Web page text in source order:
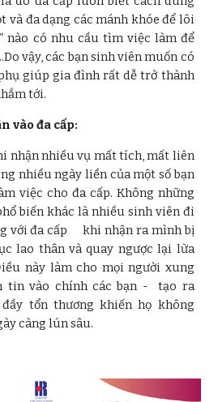
và đa dạng các mánh khóe để lôi
nào có nhu cầu tìm việc làm để
vậy, các bạn sinh viên muốn có
giúp gia đình rất dễ trở thành
tới.
vào đa cấp:
nhận nhiều vụ mất tích, mất liên
nhiều ngày liền của một số bạn
việc cho đa cấp. Không những
biến khác là nhiều sinh viên đi
với đa cấp khi nhận ra mình bị
lao thân và quay ngược lại lừa
này làm cho mọi người xung
tin vào chính các bạn - tạo ra
tổn thương khiến họ không
càng lún sâu.